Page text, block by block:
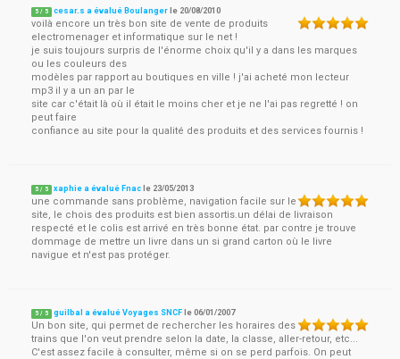
5 / 5 cesar.s a évalué Boulanger le 20/08/2010
voilà encore un très bon site de vente de produits
electromenager et informatique sur le net !
je suis toujours surpris de l'énorme choix qu'il y a dans les marques
ou les couleurs des
modèles par rapport au boutiques en ville ! j'ai acheté mon lecteur
mp3 il y a un an par le
site car c'était là où il était le moins cher et je ne l'ai pas regretté ! on
peut faire
confiance au site pour la qualité des produits et des services fournis !
5 / 5 xaphie a évalué Fnac le 23/05/2013
une commande sans problème, navigation facile sur le
site, le chois des produits est bien assortis.un délai de livraison
respecté et le colis est arrivé en très bonne état. par contre je trouve
dommage de mettre un livre dans un si grand carton où le livre
navigue et n'est pas protéger.
5 / 5 guilbal a évalué Voyages SNCF le06/01/2007
Un bon site, qui permet de rechercher les horaires des
trains que l'on veut prendre selon la date, la classe, aller-retour, etc...
C'est assez facile à consulter, même si on se perd parfois. On peut